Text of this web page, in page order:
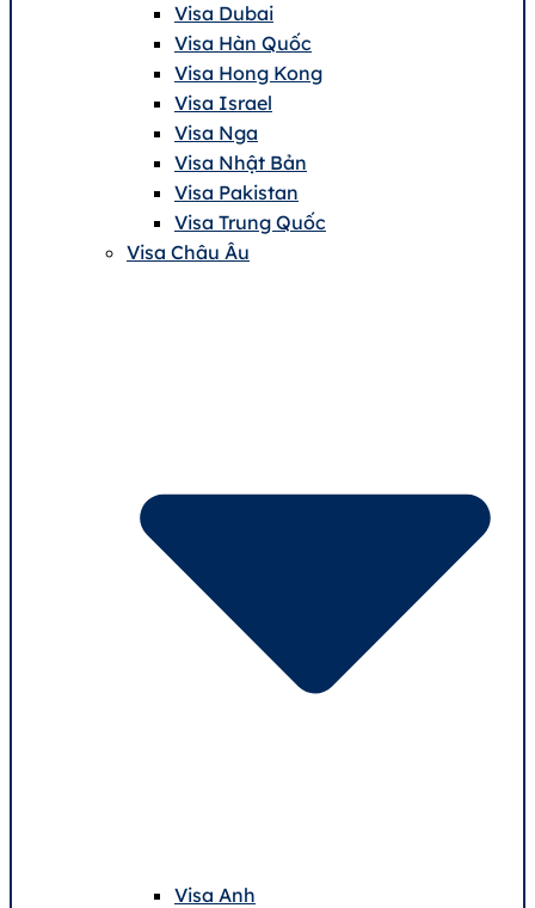
Visa Dubai
Visa Hàn Quốc
Visa Hong Kong
Visa Israel
Visa Nga
Visa Nhật Bản
Visa Pakistan
Visa Trung Quốc
Visa Châu Âu
Visa Anh